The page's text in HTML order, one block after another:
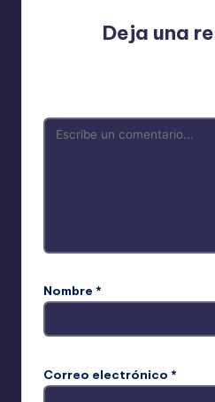
Deja una
Nombre *
Correo electrónico *